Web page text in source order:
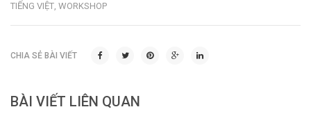
TIẾNG VIỆT, WORKSHOP
CHIA SẺ BÀI VIẾT
BÀI VIẾT LIÊN QUAN